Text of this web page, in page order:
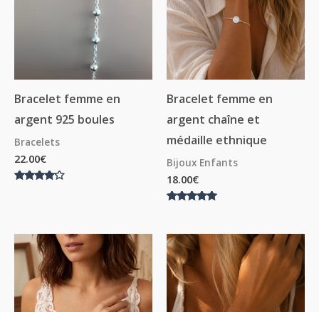
Bracelet femme en
argent 925 boules
Bracelets
22.00€
Bracelet femme en
argent chaîne et
médaille ethnique
Bijoux Enfants
18.00€